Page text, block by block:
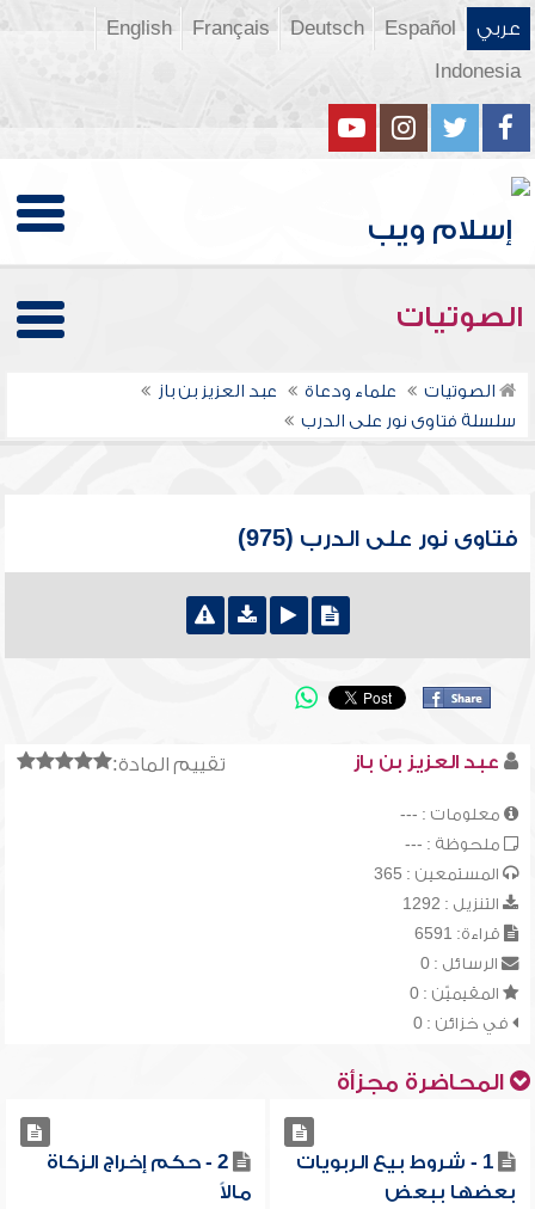
عربي Español
Deutsch
Français
English
Indonesia
الصوتيات
الصوتيات علماء ودعاة
عبد العزيز بن باز
سلسلة فتاوى نور على الدرب
فتاوى نور على الدرب (975)
تقييم المادة: عبد العزيز بن باز
معلومات : ---
ملحوظة : ---
المستمعين : 365
التنزيل : 1292
قراءة: 6591
الرسائل : 0
المقيميّن : 0
في خزائن : 0
المحاضرة مجزأة
1 - شروط بيع الربويات
بعضها ببعض
2 - حكم إخراج الزكاة
مالاً